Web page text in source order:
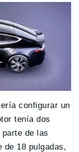
configurar un
tenía dos
de las
de 18 pulgadas,